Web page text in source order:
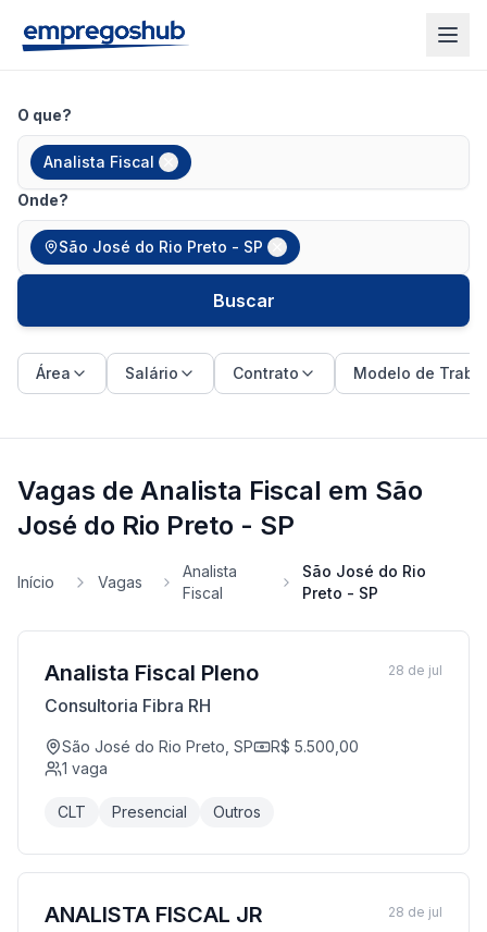
O que?
Analista Fiscal
Onde?
São José do Rio Preto - SP
Buscar
Área Salário Contrato Modelo de
Vagas de Analista Fiscal em São
José do Rio Preto - SP
Início Vagas
Analista
Fiscal
São José do Rio
Preto - SP
Analista Fiscal Pleno
Consultoria Fibra RH
São José do Rio Preto, SP
R$ 5.500,00
1 vaga
CLT Presencial Outros
28 de jul
ANALISTA FISCAL JR 28 de jul